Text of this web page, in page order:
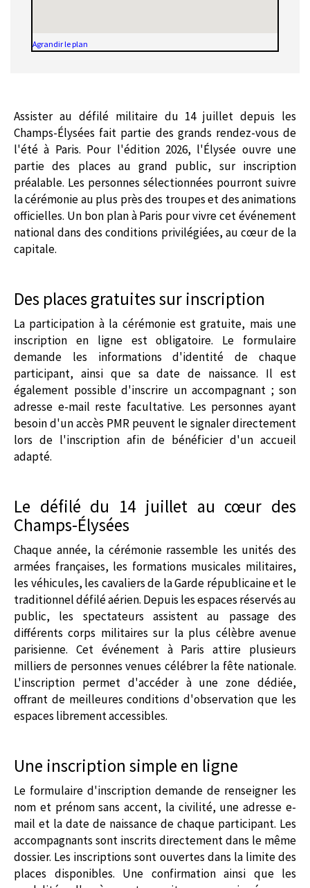
Agrandir le plan
Assister au défilé militaire du 14 juillet depuis les
Champs-Élysées fait partie des grands rendez-vous de
l'été à Paris. Pour l'édition 2026, l'Élysée ouvre une
partie des places au grand public, sur inscription
préalable. Les personnes sélectionnées pourront suivre
la cérémonie au plus près des troupes et des animations
officielles. Un bon plan à Paris pour vivre cet événement
national dans des conditions privilégiées, au cœur de la
capitale.
Des places gratuites sur inscription
La participation à la cérémonie est gratuite, mais une
inscription en ligne est obligatoire. Le formulaire
demande les informations d'identité de chaque
participant, ainsi que sa date de naissance. Il est
également possible d'inscrire un accompagnant ; son
adresse e-mail reste facultative. Les personnes ayant
besoin d'un accès PMR peuvent le signaler directement
lors de l'inscription afin de bénéficier d'un accueil
adapté.
Le défilé du 14 juillet au cœur des
Champs-Élysées
Chaque année, la cérémonie rassemble les unités des
armées françaises, les formations musicales militaires,
les véhicules, les cavaliers de la Garde républicaine et le
traditionnel défilé aérien. Depuis les espaces réservés au
public, les spectateurs assistent au passage des
différents corps militaires sur la plus célèbre avenue
parisienne. Cet événement à Paris attire plusieurs
milliers de personnes venues célébrer la fête nationale.
L'inscription permet d'accéder à une zone dédiée,
offrant de meilleures conditions d'observation que les
espaces librement accessibles.
Une inscription simple en ligne
Le formulaire d'inscription demande de renseigner les
nom et prénom sans accent, la civilité, une adresse e-
mail et la date de naissance de chaque participant. Les
accompagnants sont inscrits directement dans le même
dossier. Les inscriptions sont ouvertes dans la limite des
places disponibles. Une confirmation ainsi que les